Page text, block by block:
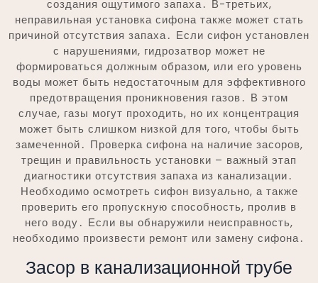
создания ощутимого запаха․ В-третьих,
неправильная установка сифона также может стать
причиной отсутствия запаха․ Если сифон установлен
с нарушениями, гидрозатвор может не
формироваться должным образом, или его уровень
воды может быть недостаточным для эффективного
предотвращения проникновения газов․ В этом
случае, газы могут проходить, но их концентрация
может быть слишком низкой для того, чтобы быть
замеченной․ Проверка сифона на наличие засоров,
трещин и правильность установки – важный этап
диагностики отсутствия запаха из канализации․
Необходимо осмотреть сифон визуально, а также
проверить его пропускную способность, пролив в
него воду․ Если вы обнаружили неисправность,
необходимо произвести ремонт или замену сифона․
Засор в канализационной трубе